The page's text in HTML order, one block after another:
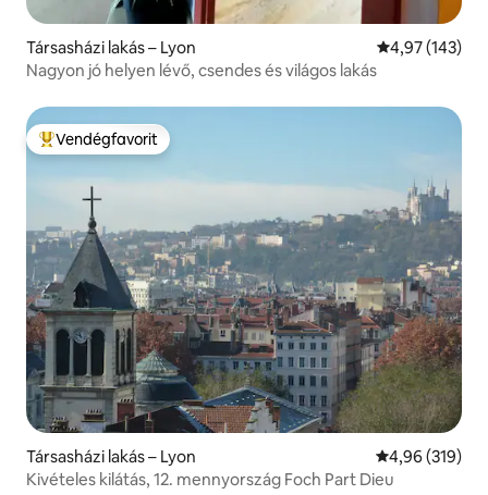
Társasházi lakás – Lyon Átlagos
4,97 (143)
Nagyon jó helyen lévő, csendes és világos lakás
Kiemelt vendégfavorit
Vendégfavorit
Társasházi lakás – Lyon Átlagos
4,96 (319)
Kivételes kilátás, 12. mennyország Foch Part Dieu